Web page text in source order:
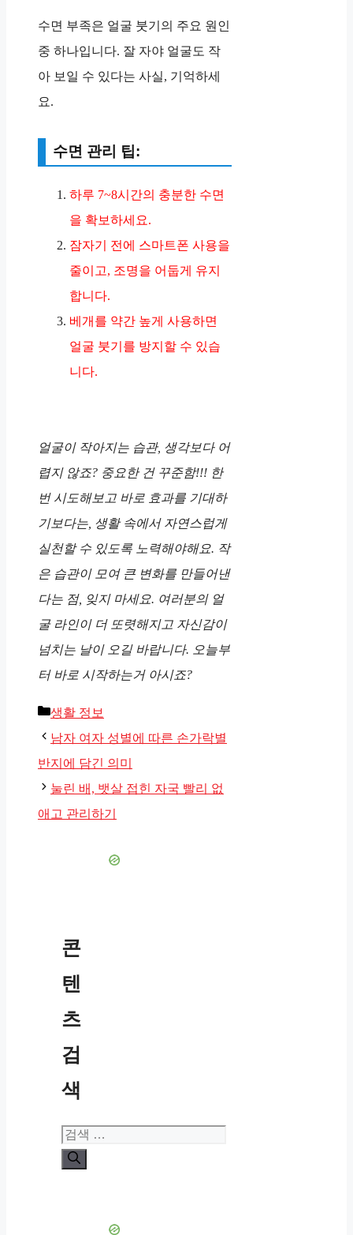
수면 부족은 얼굴 붓기의 주요 원인
중 하나입니다. 잘 자야 얼굴도 작
아 보일 수 있다는 사실, 기억하세
요.
수면 관리 팁:
하루 7~8시간의 충분한 수면
을 확보하세요.
잠자기 전에 스마트폰 사용을
줄이고, 조명을 어둡게 유지
합니다.
베개를 약간 높게 사용하면
얼굴 붓기를 방지할 수 있습
니다.
얼굴이 작아지는 습관, 생각보다 어
렵지 않죠? 중요한 건 꾸준함!!! 한
번 시도해보고 바로 효과를 기대하
기보다는, 생활 속에서 자연스럽게
실천할 수 있도록 노력해야해요. 작
은 습관이 모여 큰 변화를 만들어낸
다는 점, 잊지 마세요. 여러분의 얼
굴 라인이 더 또렷해지고 자신감이
넘치는 날이 오길 바랍니다. 오늘부
터 바로 시작하는거 아시죠?
카
테
고
리
생활 정보
남자 여자 성별에 따른 손가락별
반지에 담긴 의미
눌린 배, 뱃살 접힌 자국 빨리 없
애고 관리하기
콘
텐
츠
검
색
검
색: